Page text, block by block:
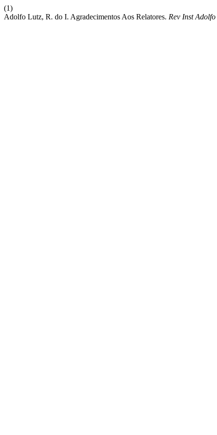
(1)
Adolfo Lutz, R. do I. Agradecimentos Aos Relatores. Rev Inst